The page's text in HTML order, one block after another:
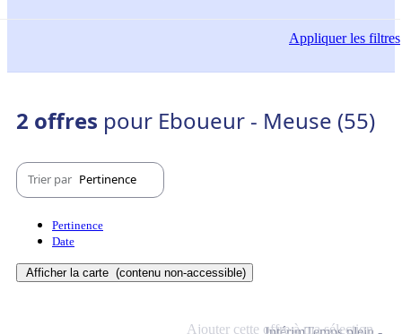
Appliquerles filtres
2 offres pour Eboueur - Meuse (55)
Trier par Pertinence
Pertinence
Date
Afficher la carte (contenu non-accessible)
Ajouter cette offre à ma sélection